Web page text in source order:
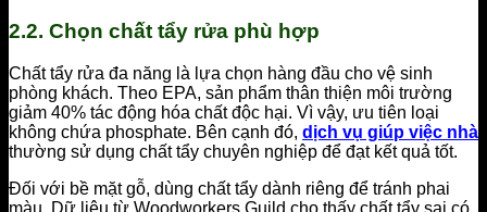
2.2. Chọn chất tẩy rửa phù hợp
Chất tẩy rửa đa năng là lựa chọn hàng đầu cho vệ sinh
phòng khách. Theo EPA, sản phẩm thân thiện môi trường
giảm 40% tác động hóa chất độc hại. Vì vậy, ưu tiên loại
không chứa phosphate. Bên cạnh đó, dịch vụ giúp việc nhà
thường sử dụng chất tẩy chuyên nghiệp để đạt kết quả tốt.
Đối với bề mặt gỗ, dùng chất tẩy dành riêng để tránh phai
màu. Dữ liệu từ Woodworkers Guild cho thấy chất tẩy sai có